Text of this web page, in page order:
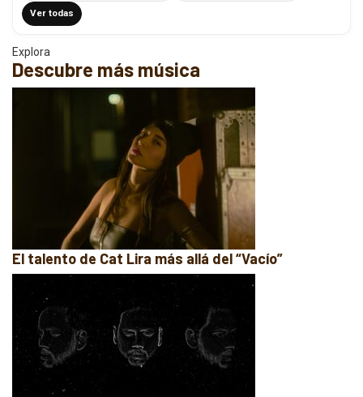
Ver todas
Explora
Descubre más música
El talento de Cat Lira más allá del “Vacío”